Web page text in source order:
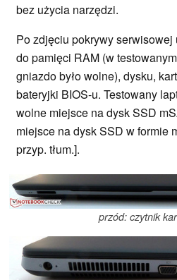
bez użycia narzędzi.
Po zdjęciu pokrywy
do pamięci RAM (w
gniazdo było wolne), dysku,
bateryjki BIOS-u. Testowany
wolne miejsce na dysk SSD
miejsce na dysk SSD w formie
przyp. tłum.].
przód: czytnik